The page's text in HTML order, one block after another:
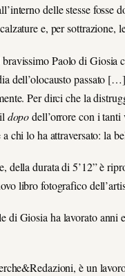
delle stesse
e, per
Paolo di
dell’olocausto passato
Per dirci che la
dopodell’orrore con i
chi lo ha attraversato: la
della durata di 5’12” è
libro fotografico
di Giosia ha lavorato
è un